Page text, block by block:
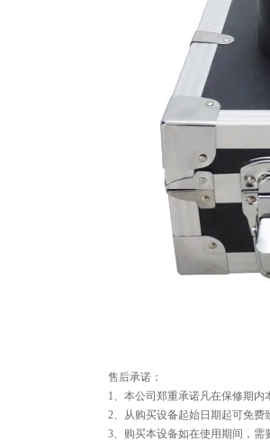
售后承诺：
1、本公司郑重承诺凡在保修期内
2、从购买设备起始日期起可免
3、购买本设备如在使用期间，